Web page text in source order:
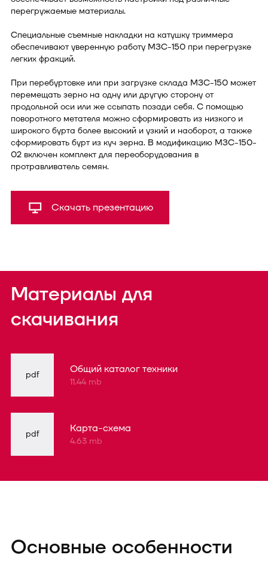
перегружаемые материалы.
Специальные съемные накладки на катушку триммера
обеспечивают уверенную работу МЗС-150 при перегрузке
легких фракций.
При перебуртовке или при загрузке склада МЗС-150 может
перемещать зерно на одну или другую сторону от
продольной оси или же ссыпать позади себя. С помощью
поворотного метателя можно сформировать из низкого и
широкого бурта более высокий и узкий и наоборот, а также
сформировать бурт из куч зерна. В модификацию МЗС-150-
02 включен комплект для переоборудования в
протравливатель семян.
Скачать презентацию
Материалы для
скачивания
pdf Общий каталог техники
11.44 mb
pdf Карта-схема
4.63 mb
Основные особенности